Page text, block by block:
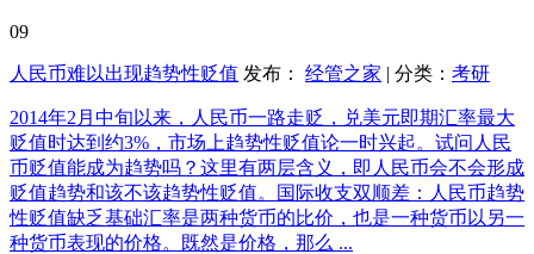
09
人民币难以出现趋势性贬值 发布： 经管之家 | 分类： 考研
2014年2月中旬以来，人民币一路走贬，兑美元即期汇率最大
贬值时达到约3%，市场上趋势性贬值论一时兴起。试问人民
币贬值能成为趋势吗？这里有两层含义，即人民币会不会形成
贬值趋势和该不该趋势性贬值。国际收支双顺差：人民币趋势
性贬值缺乏基础汇率是两种货币的比价，也是一种货币以另一
种货币表现的价格。既然是价格，那么 ...